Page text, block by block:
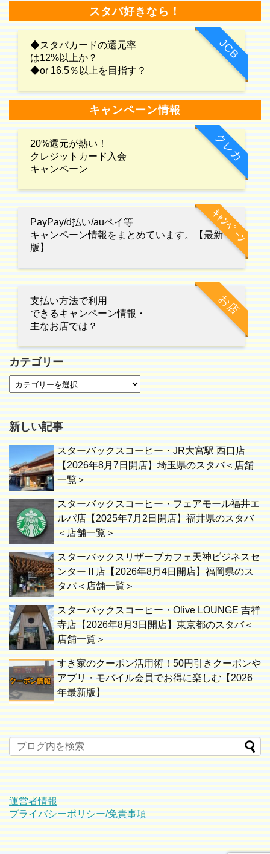
スタバ好きなら！
JCB
◆スタバカードの還元率
は12%以上か？
◆or 16.5％以上を目指す？
キャンペーン情報
クレカ
20%還元が熱い！
クレジットカード入会
キャンペーン
ｷｬﾝﾍﾟｰﾝ
PayPay/d払い/auペイ等
キャンペーン情報をまとめています。【最新
版】
お店
支払い方法で利用
できるキャンペーン情報・
主なお店では？
カテゴリー
新しい記事
スターバックスコーヒー・JR大宮駅 西口店
【2026年8月7日開店】埼玉県のスタバ＜店舗
一覧＞
スターバックスコーヒー・フェアモール福井エ
ルパ店【2025年7月2日開店】福井県のスタバ
＜店舗一覧＞
スターバックスリザーブカフェ天神ビジネスセ
ンターⅡ店【2026年8月4日開店】福岡県のス
タバ＜店舗一覧＞
スターバックスコーヒー・Olive LOUNGE 吉祥
寺店【2026年8月3日開店】東京都のスタバ＜
店舗一覧＞
すき家のクーポン活用術！50円引きクーポンや
アプリ・モバイル会員でお得に楽しむ【2026
年最新版】
運営者情報
プライバシーポリシー/免責事項